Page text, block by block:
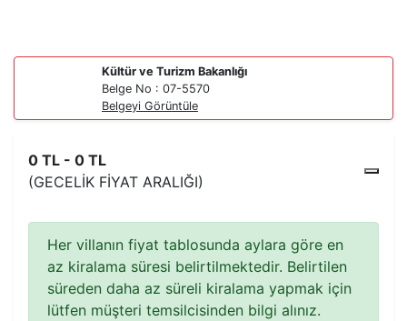
Kültür ve Turizm Bakanlığı
Belge No : 07-5570
Belgeyi Görüntüle
0 TL - 0 TL
(GECELIK FIYAT ARALIĞI)
Her villanın fiyat tablosunda aylara göre en
az kiralama süresi belirtilmektedir. Belirtilen
süreden daha az süreli kiralama yapmak için
lütfen müşteri temsilcisinden bilgi alınız.